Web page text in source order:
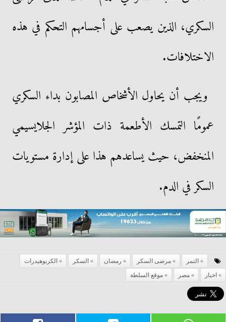
السكري، الذين يصعب على أجسامهم التحكم في هذه
الاختلافات.
ويجب أن يحاول الأشخاص المصابون بداء السكري
عمومًا التمسك الأطعمة ذات المؤشر الجلايسيمي
المنخفض، حيث يساعدهم هذا على إدارة مستويات
السكر في الدم.
التمر مرضى السكر رمضان السكر
الكربوهيدرات
اخبار
مصر موقع السلطة